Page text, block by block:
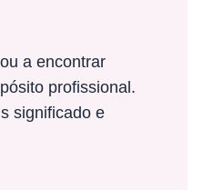
a encontrar
profissional.
significado e